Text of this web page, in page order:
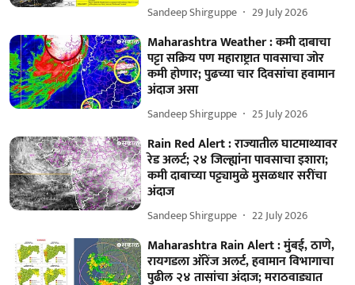
Sandeep Shirguppe 29 July 2026
Maharashtra Weather : कमी दाबाचा
पट्टा सक्रिय पण महाराष्ट्रात पावसाचा जोर
कमी होणार; पुढच्या चार दिवसांचा हवामान
अंदाज असा
Sandeep Shirguppe 25 July 2026
Rain Red Alert : राज्यातील घाटमाथ्यावर
रेड अलर्ट; २४ जिल्ह्यांना पावसाचा इशारा;
कमी दाबाच्या पट्ट्यामुळे मुसळधार सरींचा
अंदाज
Sandeep Shirguppe 22 July 2026
Maharashtra Rain Alert : मुंबई, ठाणे,
रायगडला ऑरेंज अलर्ट, हवामान विभागाचा
पुढील २४ तासांचा अंदाज; मराठवाड्यात